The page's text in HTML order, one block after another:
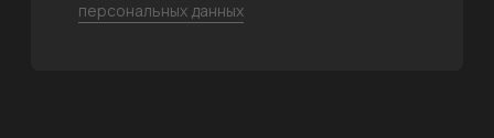
которой доверяют